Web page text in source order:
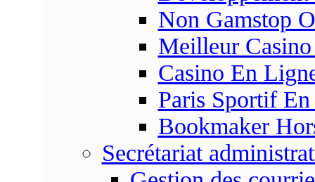
Non Gamstop
Meilleur
Casino En
Paris Sportif
Bookmaker
Secrétariat